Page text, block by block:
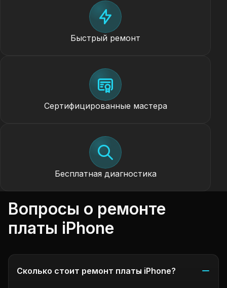
Быстрый ремонт
Сертифицированные мастера
Бесплатная диагностика
Вопросы о ремонте
платы iPhone
Сколько стоит ремонт платы iPhone?